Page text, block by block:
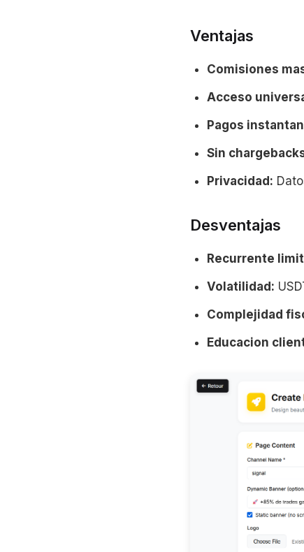
Ventajas
Comisiones
Acceso
Pagos
Sin
Privacidad:
Desventajas
Recurrente
Volatilidad:
Complejidad
Educacion